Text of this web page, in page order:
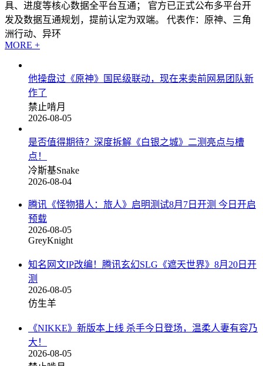
具、进度等核心数据全平台互通； 官方已正式公布多平台开
发及数据互通规划，提前认定为双端。 代表作：原神、三角
洲行动、异环
MORE +
他操盘过《原神》国民级联动，现在来卖前网易团队新
作了
禁止啃月
2026-08-05
是否值得期待？深度拆解《白银之城》二测亮点与槽
点！
冷斯基Snake
2026-08-04
腾讯《怪物猎人：旅人》启明测试8月7日开测 今日开启
预载
2026-08-05
GreyKnight
知名网文IP改编！腾讯玄幻SLG《遮天世界》8月20日开
测
2026-08-05
仿生羊
《NIKKE》新版本上线 杀手今日登场，温柔人妻有容乃
大！
2026-08-05